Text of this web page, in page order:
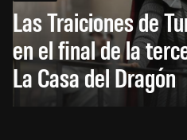
Las Traiciones de
en el final de la
La Casa del Dragón